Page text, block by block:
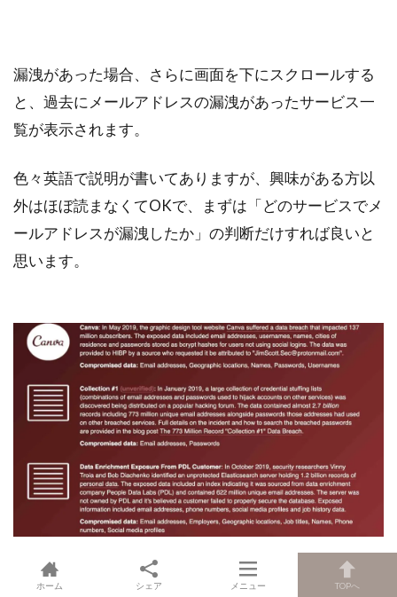
漏洩があった場合、さらに画面を下にスクロールする
と、過去にメールアドレスの漏洩があったサービス一
覧が表示されます。
色々英語で説明が書いてありますが、興味がある方以
外はほぼ読まなくてOKで、まずは「どのサービスでメ
ールアドレスが漏洩したか」の判断だけすれば良いと
思います。
ホーム シェア メニュー TOPへ